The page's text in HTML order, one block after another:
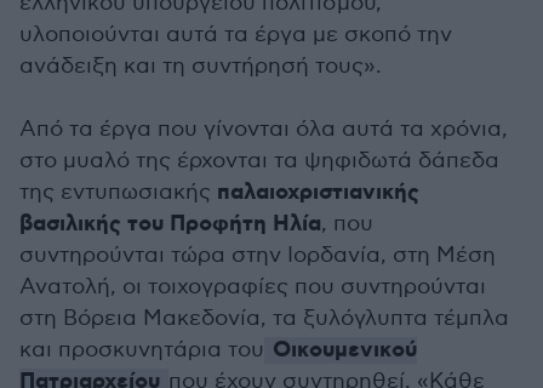
υλοποιούνται αυτά τα έργα με σκοπό την
ανάδειξη και τη συντήρησή τους».
Από τα έργα που γίνονται όλα αυτά τα χρόνια,
στο μυαλό της έρχονται τα ψηφιδωτά δάπεδα
της εντυπωσιακής παλαιοχριστιανικής
βασιλικής του Προφήτη Ηλία, που
συντηρούνται τώρα στην Ιορδανία, στη Μέση
Ανατολή, οι τοιχογραφίες που συντηρούνται
στη Βόρεια Μακεδονία, τα ξυλόγλυπτα τέμπλα
και προσκυνητάρια του Οικουμενικού
Πατριαρχείου που έχουν συντηρηθεί. «Κάθε